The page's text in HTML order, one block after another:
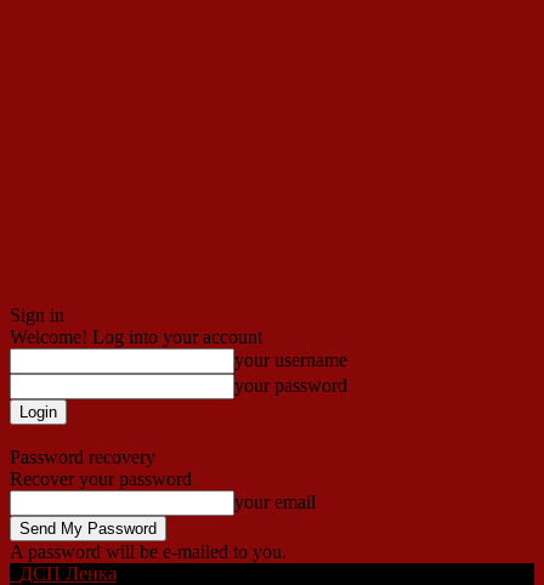
Sign in
Welcome! Log into your account
your username
your password
Password recovery
Recover your password
your email
A password will be e-mailed to you.
ДСП Ленка